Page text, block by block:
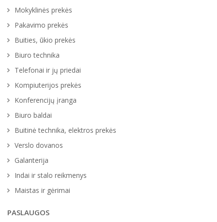
Mokyklinės prekės
Pakavimo prekės
Buities, ūkio prekės
Biuro technika
Telefonai ir jų priedai
Kompiuterijos prekės
Konferencijų įranga
Biuro baldai
Buitinė technika, elektros prekės
Verslo dovanos
Galanterija
Indai ir stalo reikmenys
Maistas ir gėrimai
PASLAUGOS